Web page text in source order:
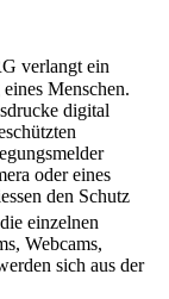
verlangt ein
Menschen.
digital
oder eines
den Schutz
einzelnen
Webcams,
sich aus der